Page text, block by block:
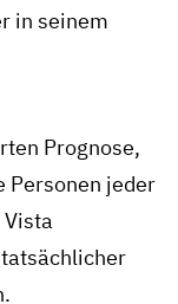
in seinem
Prognose,
Personen jeder